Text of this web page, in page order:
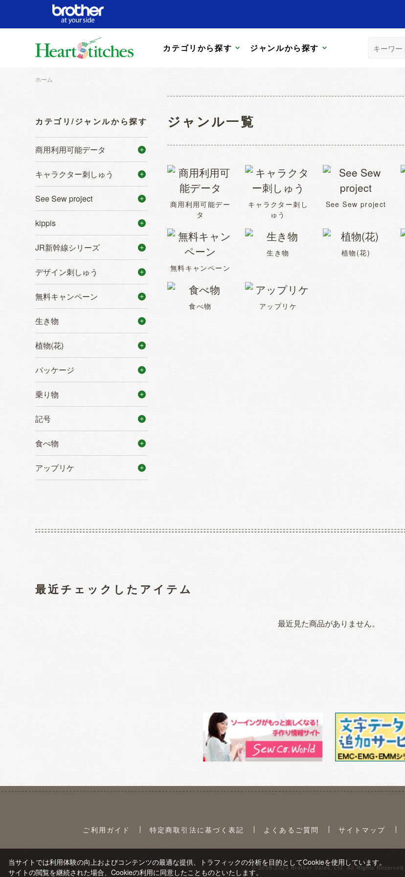
カテゴリから探す ジャンルから探す
ホーム
カテゴリ/ジャンルから探す
商用利用可能データ
キャラクター刺しゅう
See Sew project
kippis
JR新幹線シリーズ
デザイン刺しゅう
無料キャンペーン
生き物
植物(花)
パッケージ
乗り物
記号
食べ物
アップリケ
ジャンル一覧
商用利用可能デー
タ
キャラクター刺し
ゅう
See Sew project
無料キャンペーン
生き物 植物(花)
食べ物 アップリケ
最近チェックしたアイテム
最近見た商品がありません。
ご利用ガイド 特定商取引法に基づく表記 よくあるご質問 サイトマップ
© 2008-2024 Brother Sales, Ltd. All Rights Reserved.
当サイトでは利用体験の向上およびコンテンツの最適な提供、トラフィックの分析を目的としてCookieを使用しています。
サイトの閲覧を継続された場合、Cookieの利用に同意したことものといたします。